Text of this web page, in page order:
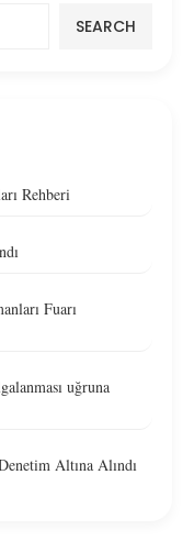
SEARCH
Rehberi
Fuarı
uğruna
Altına Alındı